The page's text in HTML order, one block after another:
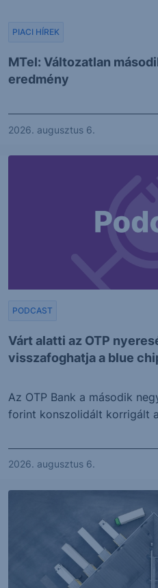
MTel: Változatlan
eredmény
PIACI HÍREK
2026. augusztus 6.
Várt alatti az OTP
visszafoghatja a blue
PODCAST
Az OTP Bank a második
forint konszolidált korrigált
2026. augusztus 6.